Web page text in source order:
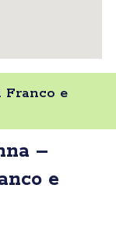
e
–
e